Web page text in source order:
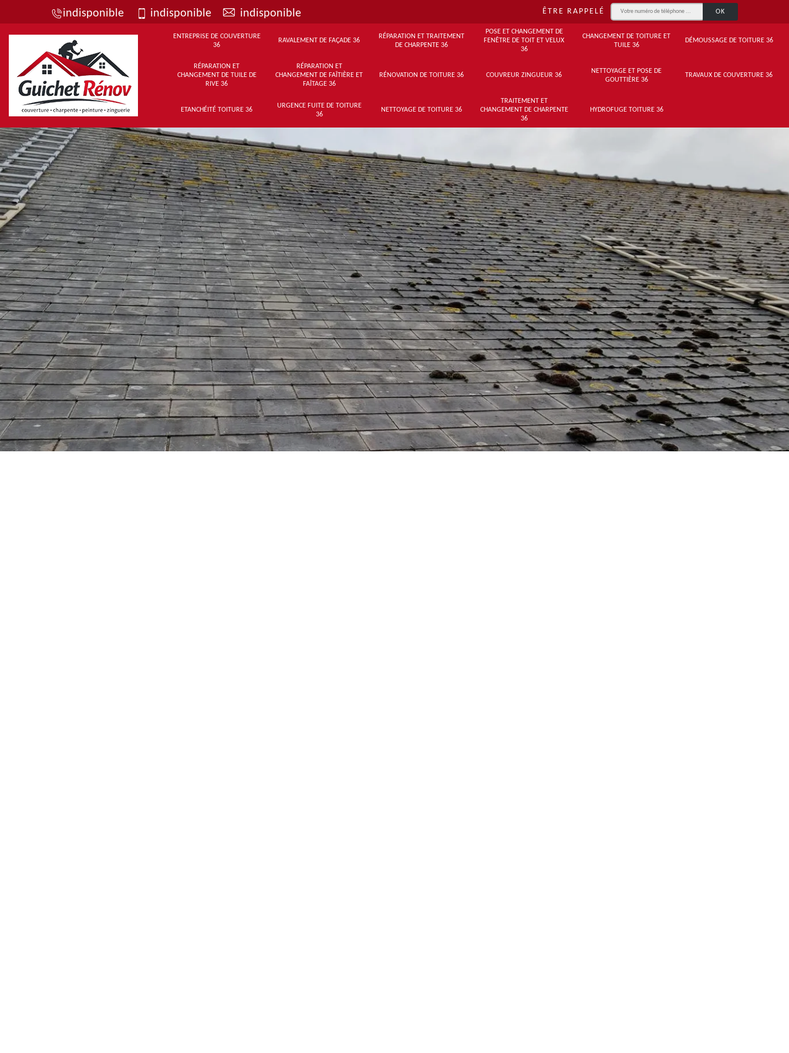
indisponible indisponible indisponible ÊTRE RAPPELÉ
ENTREPRISE DE COUVERTURE
36
RAVALEMENT DE FAÇADE 36
RÉPARATION ET TRAITEMENT
DE CHARPENTE 36
POSE ET CHANGEMENT DE
FENÊTRE DE TOIT ET VELUX
36
CHANGEMENT DE TOITURE ET
TUILE 36
DÉMOUSSAGE DE TOITURE 36
RÉPARATION ET
CHANGEMENT DE TUILE DE
RIVE 36
RÉPARATION ET
CHANGEMENT DE FAÎTIÈRE ET
FAÎTAGE 36
RÉNOVATION DE TOITURE 36 COUVREUR ZINGUEUR 36
NETTOYAGE ET POSE DE
GOUTTIÈRE 36
TRAVAUX DE COUVERTURE 36
ETANCHÉITÉ TOITURE 36
URGENCE FUITE DE TOITURE
36
NETTOYAGE DE TOITURE 36
TRAITEMENT ET
CHANGEMENT DE CHARPENTE
36
HYDROFUGE TOITURE 36